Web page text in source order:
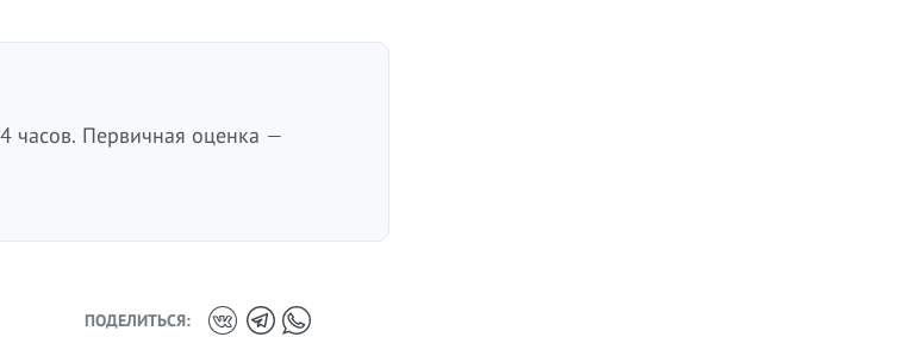
часов. Первичная оценка —
ПОДЕЛИТЬСЯ: